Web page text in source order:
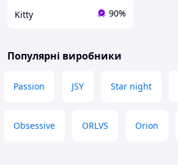
Kitty 90%
Популярні виробники
Passion JSY Star night
Obsessive ORLVS Orion